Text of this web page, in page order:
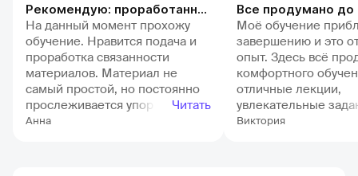
Анна
Рекомендую: проработанность материалов и поддержка куратора
На данный момент прохожу
обучение. Нравится подача и
проработка связанности
материалов. Материал не
самый простой, но постоянно
прослеживается упор на
применение знаний на опыте в
Читать
Виктория
Все продумано до
Моё обучение
завершению и это
опыт. Здесь всё
комфортного
отличные лекции,
увлекательные
прекрасные